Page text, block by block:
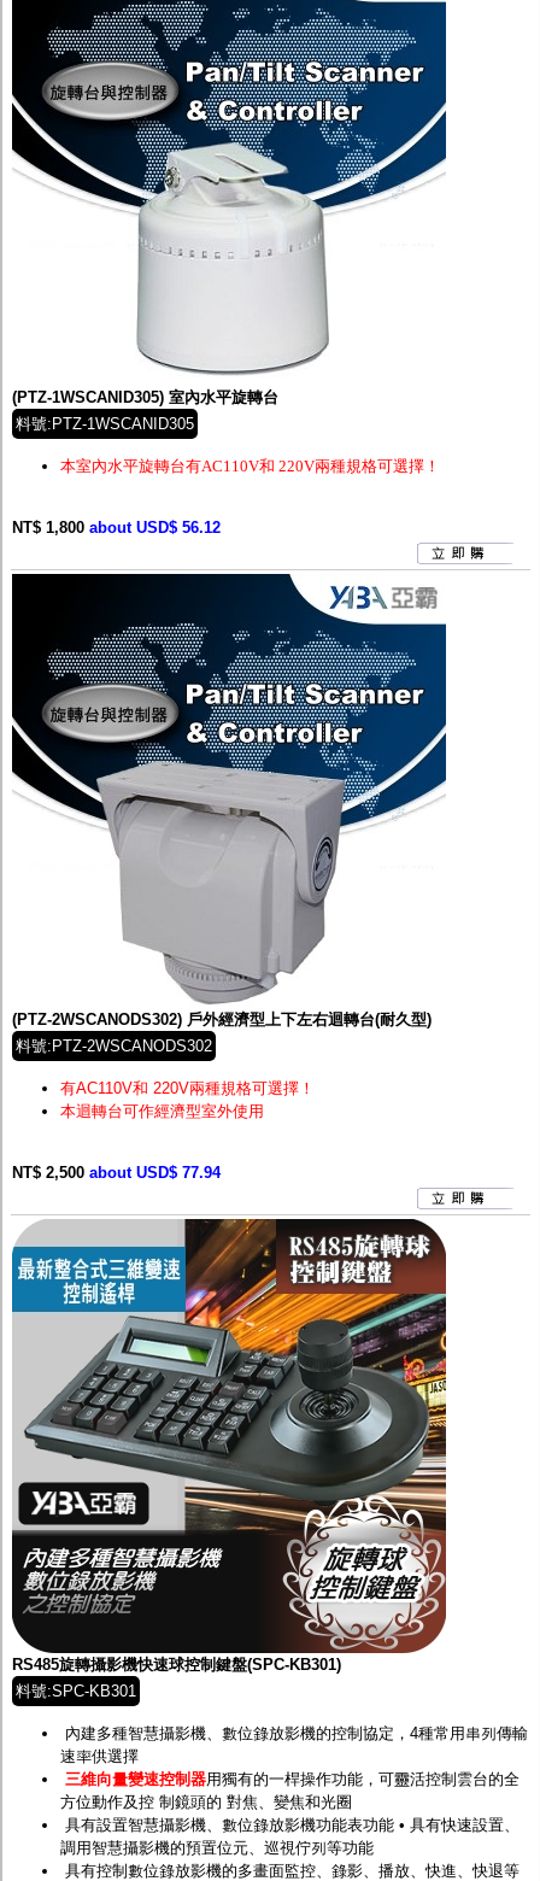
(PTZ-1WSCANID305) 室內水平旋轉台
料號:PTZ-1WSCANID305
本室內水平旋轉台有AC110V和 220V兩種規格可選擇！
NT$ 1,800 about USD$ 56.12
(PTZ-2WSCANODS302) 戶外經濟型上下左右迴轉台(耐久型)
料號:PTZ-2WSCANODS302
有AC110V和 220V兩種規格可選擇！
本迴轉台可作經濟型室外使用
NT$ 2,500 about USD$ 77.94
RS485旋轉攝影機快速球控制鍵盤(SPC-KB301)
料號:SPC-KB301
內建多種智慧攝影機、數位錄放影機的控制協定，4種常用串列傳輸
速率供選擇
三維向量變速控制器用獨有的一桿操作功能，可靈活控制雲台的全
方位動作及控 制鏡頭的 對焦、變焦和光圈
具有設置智慧攝影機、數位錄放影機功能表功能 • 具有快速設置、
調用智慧攝影機的預置位元、巡視佇列等功能
具有控制數位錄放影機的多畫面監控、錄影、播放、快進、快退等